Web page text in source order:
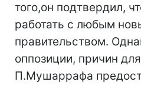
того,он подтвердил,
работать с любым
правительством.
оппозиции, причин
П.Мушаррафа